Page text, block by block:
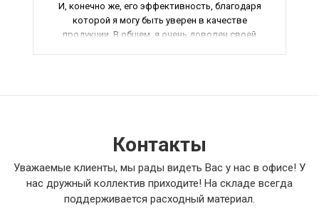
И, конечно же, его эффективность, благодаря
которой я могу быть уверен в качестве
продукции. В общем, я очень доволен своей
Контакты
Уважаемые клиенты, мы рады видеть Вас у нас в офисе! У
нас дружный коллектив приходите! На складе всегда
поддерживается расходный материал.